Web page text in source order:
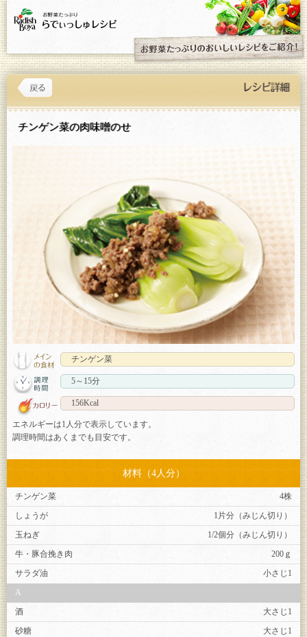
チンゲン菜の肉味噌のせ
チンゲン菜
5～15分
156Kcal
エネルギーは1人分で表示しています。
調理時間はあくまでも目安です。
材料（4人分）
チンゲン菜
4株
しょうが
1片分（みじん切り）
玉ねぎ
1/2個分（みじん切り）
牛・豚合挽き肉
200ｇ
サラダ油
小さじ1
A
酒
大さじ1
砂糖
大さじ1